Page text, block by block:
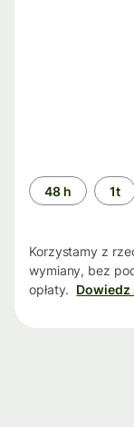
Przedział
czasu
48 h 1t
Korzystamy z
wymiany, bez
opłaty. Dowiedz